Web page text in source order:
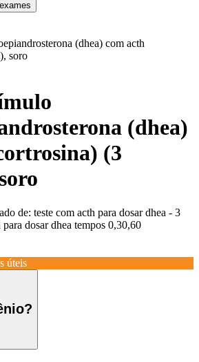
(dhea) com acth
soro
(dhea)
(3
de: teste com acth para dosar dhea - 3
para dosar dhea tempos 0,30,60
úteis